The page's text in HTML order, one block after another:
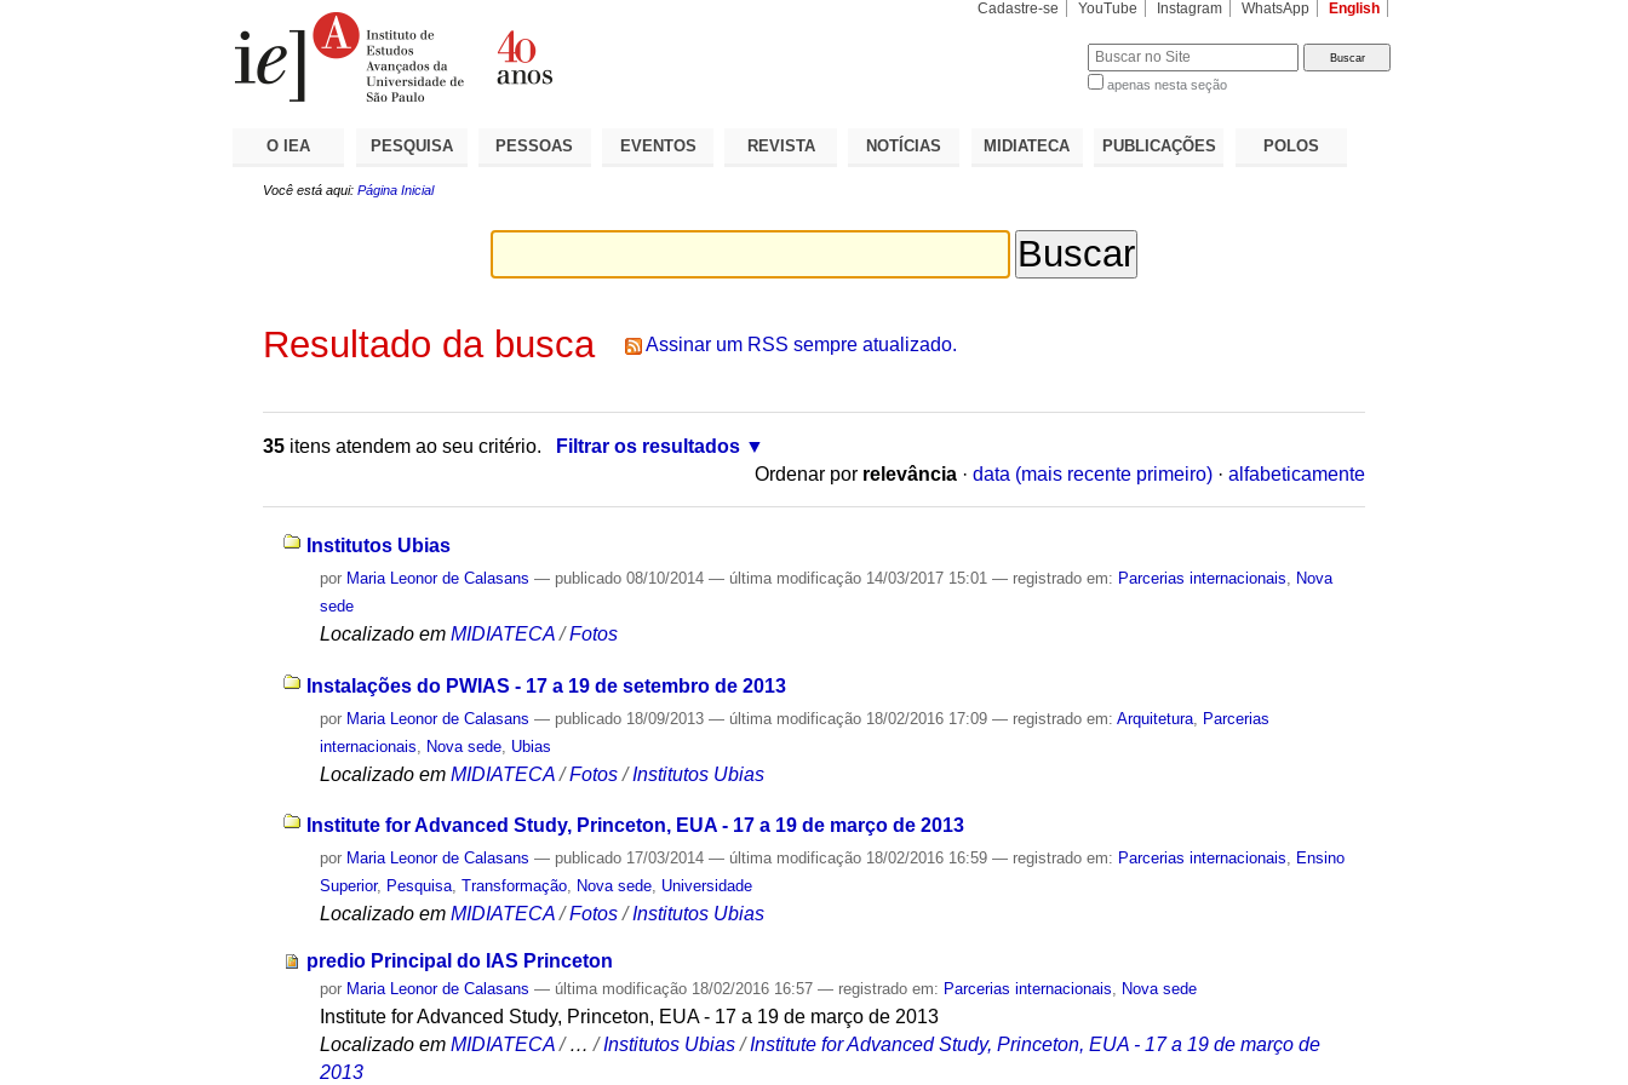
Cadastre-se YouTube Instagram WhatsApp English
apenas nesta seção
O IEA PESQUISA PESSOAS EVENTOS REVISTA NOTÍCIAS MIDIATECA PUBLICAÇÕES POLOS
Você está aqui: Página Inicial
Resultado da busca Assinar um RSS sempre atualizado.
35 itens atendem ao seu critério.
Filtrar os resultados
Ordenar por relevância · data (mais recente primeiro) · alfabeticamente
Institutos Ubias
por Maria Leonor de Calasans — publicado 08/10/2014— última modificação 14/03/2017 15:01— registrado em: Parcerias internacionais
Nova
sede
Localizado em MIDIATECA /Fotos
Instalações do PWIAS - 17 a 19 de setembro de 2013
por Maria Leonor de Calasans — publicado 18/09/2013— última modificação 18/02/2016 17:09— registrado em:Arquitetura Parcerias
internacionais
Nova sede Ubias
Localizado em MIDIATECA /Fotos /Institutos Ubias
Institute for Advanced Study, Princeton, EUA - 17 a 19 de março de 2013
por Maria Leonor de Calasans — publicado 17/03/2014— última modificação 18/02/2016 16:59— registrado em: Parcerias internacionais, Ensino
Superior, Pesquisa,Transformação, Nova sede, Universidade
Localizado em MIDIATECA /Fotos /Institutos Ubias
predio Principal do IAS Princeton
por Maria Leonor de Calasans — última modificação 18/02/2016 16:57— registrado em: Parcerias internacionais, Nova sede
Institute for Advanced Study, Princeton, EUA - 17 a 19 de março de 2013
Localizado em MIDIATECA /…/Institutos Ubias /Institute for Advanced Study, Princeton, EUA - 17 a 19 de março de
2013